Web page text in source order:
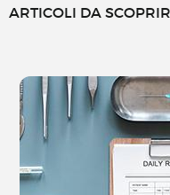
ARTICOLI DA